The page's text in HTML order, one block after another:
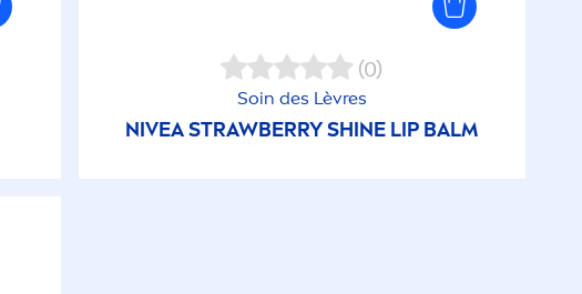
(0)
Soin des Lèvres
NIVEASTRAWBERRYSHINE LIP BALM